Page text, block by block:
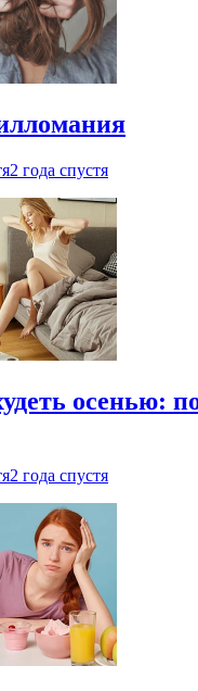
2 года спустя
осенью:
2 года спустя